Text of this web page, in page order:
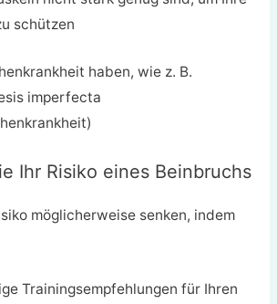
schützen
haben, wie z. B.
imperfecta
Ihr Risiko eines Beinbruchs
möglicherweise senken, indem
Trainingsempfehlungen für Ihren